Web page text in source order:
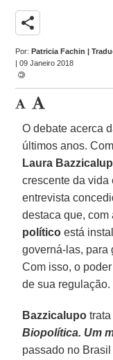
share
Por:Patricia Fachin |
| 09 Janeiro 2018
O debate acerca
últimos anos.
Laura
crescente da vida
entrevista
destaca que, com
político está
governá-las, para
Com isso, o
de sua regulação.
Bazzicalupo
Biopolítica. Um
passado no